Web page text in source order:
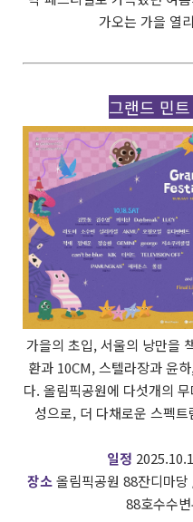
가오는 가을 열
그랜드 민
가을의 초입, 서울의 낭만을
환과 10CM, 스텔라장과 윤
다. 올림픽공원에 다섯개의
성으로, 더 다채로운 스펙
일정
장소올림픽공원 88잔디마
88호수수